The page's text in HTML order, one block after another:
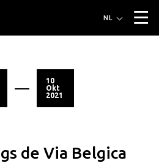
▼
Contact
Pers
NL
10
Okt
2021
de Via Belgica